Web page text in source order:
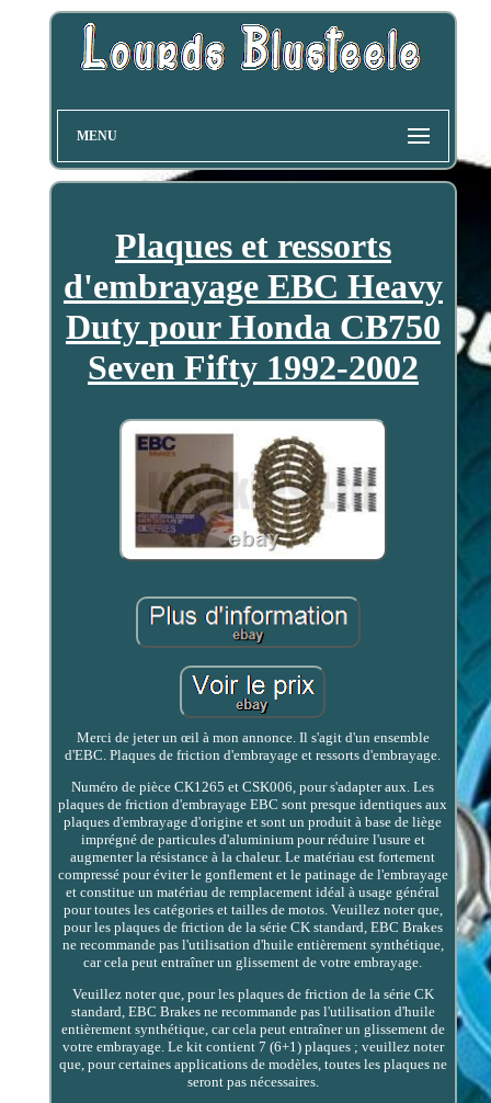
MENU
Plaques et ressorts
d'embrayage EBC Heavy
Duty pour Honda CB750
Seven Fifty 1992-2002
Merci de jeter un œil à mon annonce. Il s'agit d'un ensemble
d'EBC. Plaques de friction d'embrayage et ressorts d'embrayage.
Numéro de pièce CK1265 et CSK006, pour s'adapter aux. Les
plaques de friction d'embrayage EBC sont presque identiques aux
plaques d'embrayage d'origine et sont un produit à base de liège
imprégné de particules d'aluminium pour réduire l'usure et
augmenter la résistance à la chaleur. Le matériau est fortement
compressé pour éviter le gonflement et le patinage de l'embrayage
et constitue un matériau de remplacement idéal à usage général
pour toutes les catégories et tailles de motos. Veuillez noter que,
pour les plaques de friction de la série CK standard, EBC Brakes
ne recommande pas l'utilisation d'huile entièrement synthétique,
car cela peut entraîner un glissement de votre embrayage.
Veuillez noter que, pour les plaques de friction de la série CK
standard, EBC Brakes ne recommande pas l'utilisation d'huile
entièrement synthétique, car cela peut entraîner un glissement de
votre embrayage. Le kit contient 7 (6+1) plaques ; veuillez noter
que, pour certaines applications de modèles, toutes les plaques ne
seront pas nécessaires.